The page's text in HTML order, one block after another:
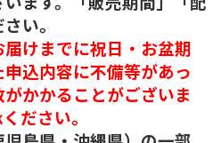
い。
けまでに祝日・お盆期
込内容に不備等があっ
かかることがございま
ださい。